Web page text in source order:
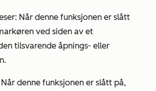
Når denne funksjonen er slått
ved siden av et
tilsvarende åpnings- eller
denne funksjonen er slått på,